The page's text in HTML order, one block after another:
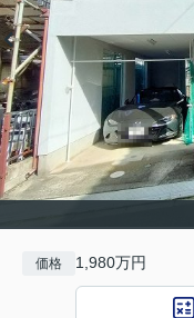
価格 1,980万円